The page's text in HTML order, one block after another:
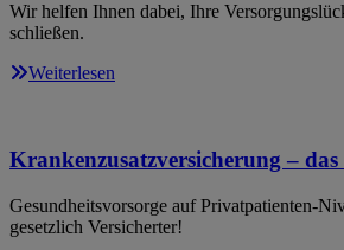
Wir helfen Ihnen dabei, Ihre
schließen.
Weiterlesen
Krankenzusatzversicherung – das
Gesundheitsvorsorge auf Privatpatienten-
gesetzlich Versicherter!